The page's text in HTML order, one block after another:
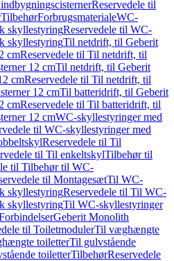
Reservedele til
TilbehørForbrugsmaterialeWC-
skyllestyringReservedele til WC-
skyllestyringTil netdrift, til Geberit
cmReservedele til Til netdrift, til
12 cmTil netdrift, til Geberit
cmReservedele til Til netdrift, til
12 cmTil batteridrift, til Geberit
cmReservedele til Til batteridrift, til
12 cmWC-skyllestyringer med
til WC-skyllestyringer med
Reservedele til Til
til Til enkeltskylTilbehør til
til Tilbehør til WC-
til MontagesætTil WC-
skyllestyringReservedele til Til WC-
skyllestyringTil WC-skyllestyringer
Geberit Monolith
til ToiletmodulerTil væghængte
toiletterTil gulvstående
toiletterTilbehørReservedele